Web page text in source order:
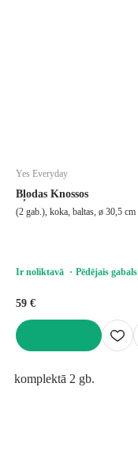
Yes Everyday
Bļodas Knossos
(2 gab.), koka, baltas, ø 30,5 cm
Ir noliktavā Pēdējais gabals
59 €
komplektā 2 gb.